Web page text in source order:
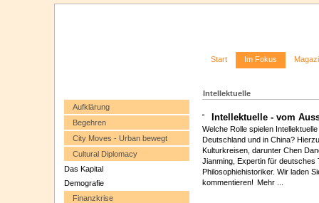
Start Im Fokus
Intellektuelle
Aufklärung
Begehren
City Moves - Urban bewegt
Cultural Diplomacy
Das Kapital
Demografie
Finanzkrise
Intellektuelle - vom
Welche Rolle spielen
Deutschland und in China?
Kulturkreisen, darunter Chen
Jianming, Expertin für
Philosophiehistoriker. Wir laden
kommentieren! Mehr ...